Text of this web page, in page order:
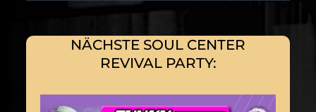
NÄCHSTE SOUL CENTER
REVIVAL PARTY: